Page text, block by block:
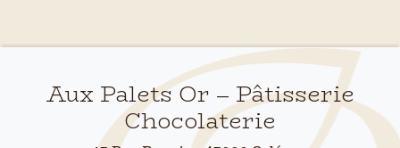
Aux Palets Or – Pâtisserie
Chocolaterie